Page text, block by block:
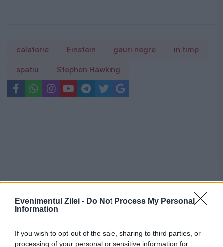
Evenimentul Zilei - Do Not Process My Personal
Information
If you wish to opt-out of the sale, sharing to third parties, or
processing of your personal or sensitive information for
calatorie Einstein gauri negre in timp
spatiu Stephen Hawking